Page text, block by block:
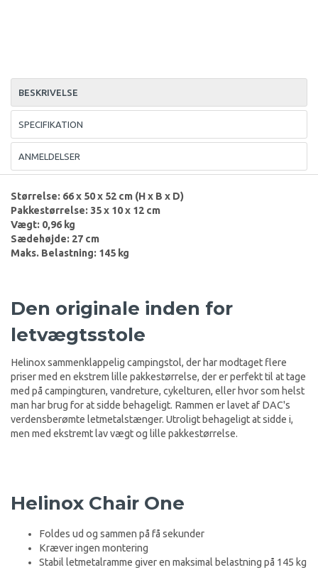
BESKRIVELSE
SPECIFIKATION
ANMELDELSER
Størrelse: 66 x 50 x 52 cm (H x B x D)
Pakkestørrelse: 35 x 10 x 12 cm
Vægt: 0,96 kg
Sædehøjde: 27 cm
Maks. Belastning: 145 kg
Den originale inden for
letvægtsstole
Helinox sammenklappelig campingstol, der har modtaget flere
priser med en ekstrem lille pakkestørrelse, der er perfekt til at tage
med på campingturen, vandreture, cykelturen, eller hvor som helst
man har brug for at sidde behageligt. Rammen er lavet af DAC's
verdensberømte letmetalstænger. Utroligt behageligt at sidde i,
men med ekstremt lav vægt og lille pakkestørrelse.
Helinox Chair One
Foldes ud og sammen på få sekunder
Kræver ingen montering
Stabil letmetalramme giver en maksimal belastning på 145 kg